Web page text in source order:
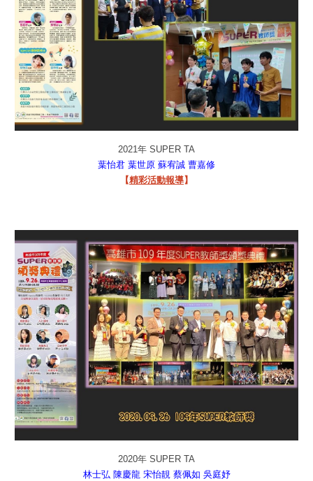
2021年 SUPER TA
葉怡君 葉世原 蘇宥誠 曹嘉修
【精彩活動報導】
2020年 SUPER TA
林士弘 陳慶龍 宋怡靚 蔡佩如 吳庭妤